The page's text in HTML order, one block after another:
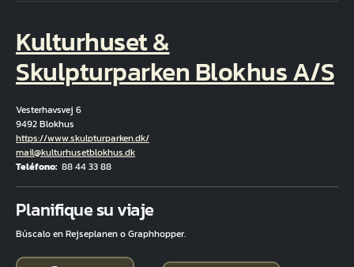
Kulturhuset &
Skulpturparken Blokhus A/S
Vesterhavsvej 6
9492 Blokhus
Hjemmeside
https://www.skulpturparken.dk/
Correo electrónico
mail@kulturhusetblokhus.dk
Teléfono 88 44 33 88
Planifique su viaje
Búscalo en Rejseplanen o Graphhopper.